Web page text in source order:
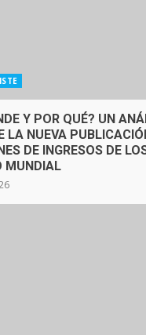
Y POR QUÉ? UN
LA NUEVA
DE INGRESOS DE
MUNDIAL